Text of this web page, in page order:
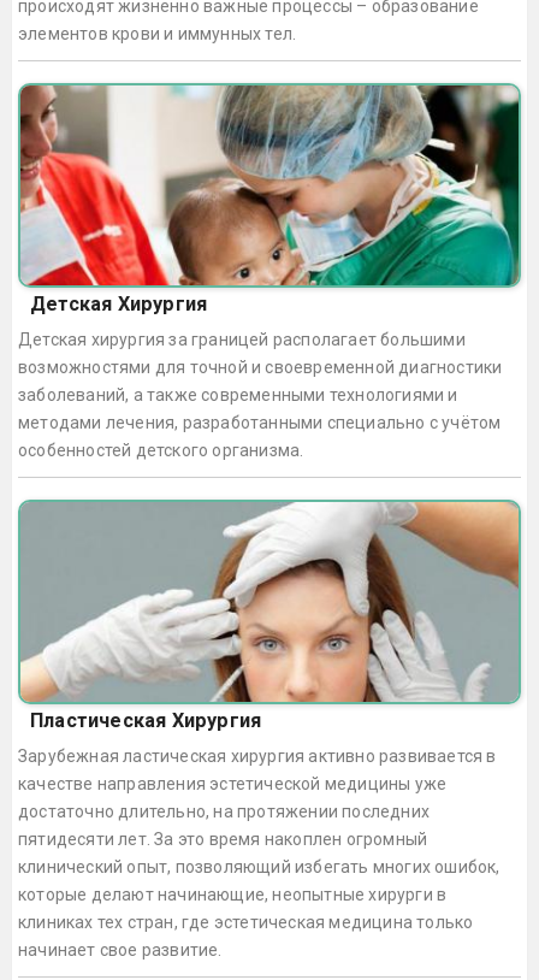
происходят жизненно важные процессы – образование
элементов крови и иммунных тел.
Детская Хирургия
Детская хирургия за границей располагает большими
возможностями для точной и своевременной диагностики
заболеваний, а также современными технологиями и
методами лечения, разработанными специально с учётом
особенностей детского организма.
Пластическая Хирургия
Зарубежная ластическая хирургия активно развивается в
качестве направления эстетической медицины уже
достаточно длительно, на протяжении последних
пятидесяти лет. За это время накоплен огромный
клинический опыт, позволяющий избегать многих ошибок,
которые делают начинающие, неопытные хирурги в
клиниках тех стран, где эстетическая медицина только
начинает свое развитие.